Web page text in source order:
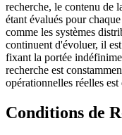
recherche, le contenu de
étant évalués pour
comme les systèmes
continuent d'évoluer, il
fixant la portée
recherche est
opérationnelles réelles
Conditions de